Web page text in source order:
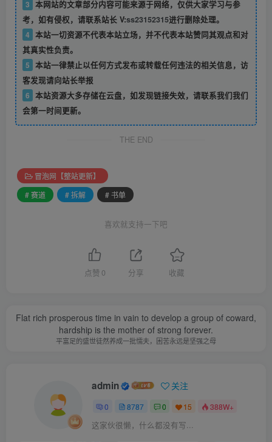
3 本网站的文章部分内容可能来源于网络，仅供大家学习与参
考，如有侵权，请联系站长 V:ss23152315进行删除处理。
4 本站一切资源不代表本站立场，并不代表本站赞同其观点和对
其真实性负责。
5 本站一律禁止以任何方式发布或转载任何违法的相关信息，访
客发现请向站长举报
6 本站资源大多存储在云盘，如发现链接失效，请联系我们我们
会第一时间更新。
THE END
冒泡网【整站更新】
# 赛道
# 拆解 # 书单
喜欢就支持一下吧
点赞 0 分享 收藏
Flat rich prosperous time in vain to develop a group of coward,
hardship is the mother of strong forever.
平富足的盛世徒然养成一批懦夫，困苦永远是坚强之母
admin 关注
0 8787 0 15 388W+
这家伙很懒，什么都没有写...